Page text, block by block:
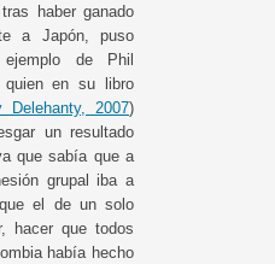
haber ganado
a Japón, puso
de Phil
en su libro
Delehanty, 2007)
un resultado
que sabía que a
grupal iba a
el de un solo
hacer que todos
había hecho